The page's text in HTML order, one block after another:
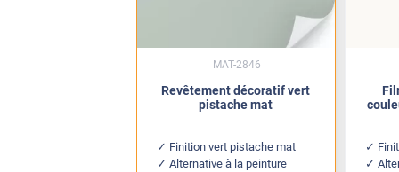
Revêtement décoratif vert
pistache mat
Finition vert pistache mat
Alternative à la peinture
MAT-2846